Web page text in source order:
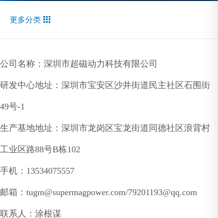
更多分类 
电机和编码器类
公司名称：深圳市超磁动力科技有限公司
研发中心地址：深圳市宝安区沙井街道民主社区石围街
49号-1
生产基地地址：深圳市龙岗区宝龙街道同德社区浪背村
工业区路88号B栋102
手机：13534075557
邮箱：tugm@supermagpower.com/79201193@qq.com
联系人：涂根谋